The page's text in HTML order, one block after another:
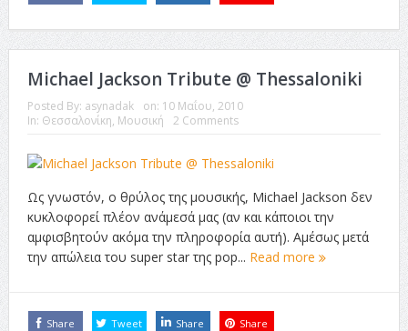
Michael Jackson Tribute @ Thessaloniki
Posted By: asynadak on: 10 Μαΐου, 2010
In: Θεσσαλονίκη, Μουσική 2 Comments
Ως γνωστόν, ο θρύλος της μουσικής, Michael Jackson δεν
κυκλοφορεί πλέον ανάμεσά μας (αν και κάποιοι την
αμφισβητούν ακόμα την πληροφορία αυτή). Αμέσως μετά
την απώλεια του super star της pop... Read more
Share Tweet Share Share